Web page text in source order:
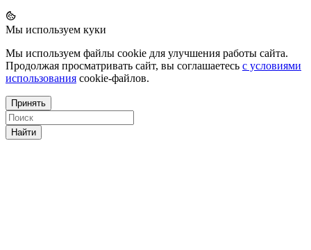
Мы используем куки
Мы используем файлы cookie для улучшения работы сайта.
Продолжая просматривать сайт, вы соглашаетесь с условиями
использования cookie-файлов.
Принять
Найти